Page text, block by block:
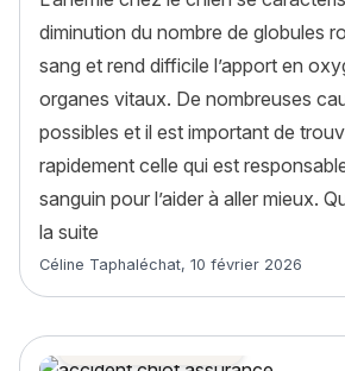
diminution du nombre de globules
sang et rend difficile l’apport en
organes vitaux. De nombreuses
possibles et il est important de
rapidement celle qui est
sanguin pour l’aider à aller mieux.
la suite
Article rédigé par
Céline Taphaléchat, 10 février 2026